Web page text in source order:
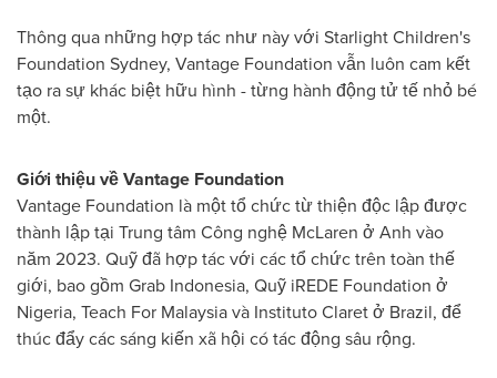
Thông qua những hợp tác như này với Starlight Children's
Foundation Sydney, Vantage Foundation vẫn luôn cam kết
tạo ra sự khác biệt hữu hình - từng hành động tử tế nhỏ bé
một.
Giới thiệu về Vantage Foundation
Vantage Foundation là một tổ chức từ thiện độc lập được
thành lập tại Trung tâm Công nghệ McLaren ở Anh vào
năm 2023. Quỹ đã hợp tác với các tổ chức trên toàn thế
giới, bao gồm Grab Indonesia, Quỹ iREDE Foundation ở
Nigeria, Teach For Malaysia và Instituto Claret ở Brazil, để
thúc đẩy các sáng kiến xã hội có tác động sâu rộng.